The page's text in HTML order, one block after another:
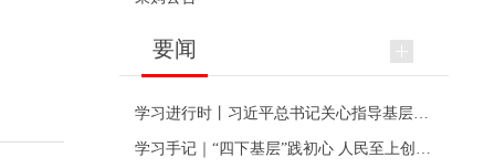
要闻